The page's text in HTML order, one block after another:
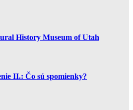
History Museum of Utah
II.: Čo sú spomienky?